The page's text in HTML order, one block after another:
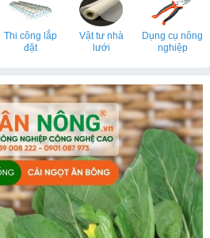
Thi công lắp
đặt
Vật tư nhà
lưới
Dụng cụ nông
nghiệp